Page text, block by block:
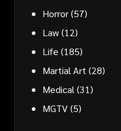
Horror(57)
Law(12)
Life (185)
Martial Art (28)
Medical (31)
MGTV(5)